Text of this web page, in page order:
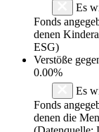
Es
Fonds
denen
ESG)
Verstöße
0.00%
Es
Fonds
denen die